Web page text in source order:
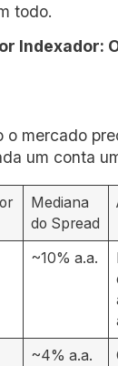
todo.
Indexador:
o mercado
um conta
Mediana
do Spread
~10% a.a.
~4% a.a.